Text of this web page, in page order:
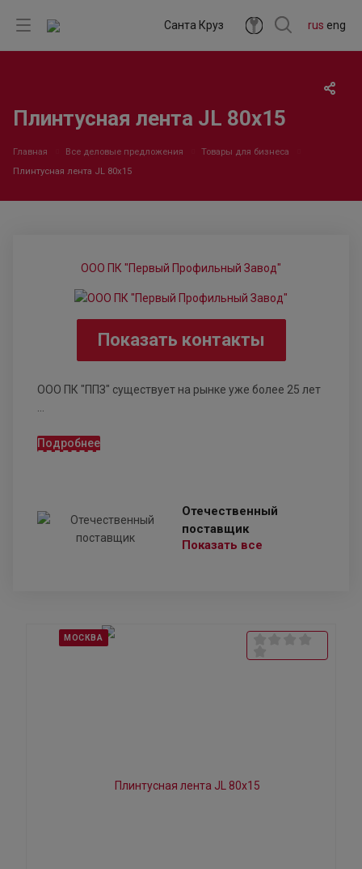
rus eng
Санта Круз
Плинтусная лента JL 80х15
Главная Все деловые предложения
Товары для бизнеса
Плинтусная лента JL 80х15
ООО ПК "Первый Профильный Завод"
Показать контакты
ООО ПК "ППЗ" существует на рынке уже более 25 лет
Подробнее
Отечественный
поставщик
Показать все
МОСКВА